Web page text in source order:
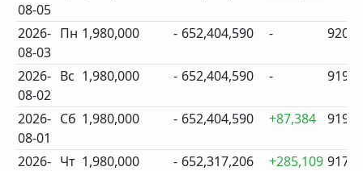
08-05
2026-
08-03
Пн 1,980,000 - 652,404,590 - 920
2026-
08-02
Вс 1,980,000 - 652,404,590 - 919
2026-
08-01
Сб 1,980,000 - 652,404,590 +87,384 919
2026- Чт 1,980,000 - 652,317,206 +285,109 917